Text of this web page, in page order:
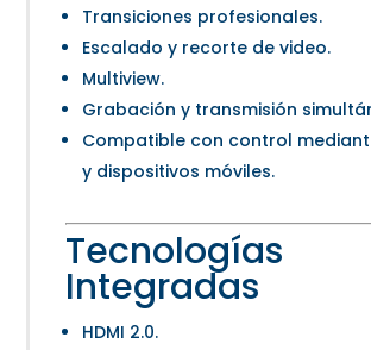
Transiciones profesionales.
Escalado y recorte de video.
Multiview.
Grabación y transmisión
Compatible con control
y dispositivos móviles.
Tecnologías
Integradas
HDMI 2.0.